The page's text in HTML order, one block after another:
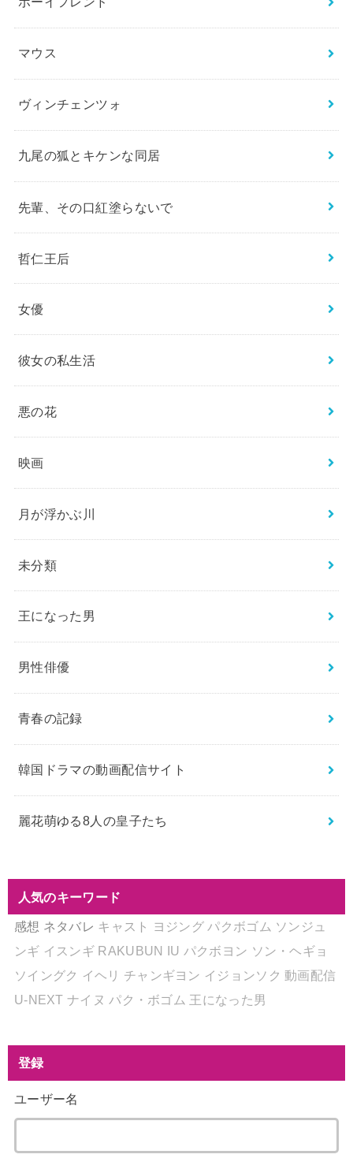
マウス
ヴィンチェンツォ
九尾の狐とキケンな同居
先輩、その口紅塗らないで
哲仁王后
女優
彼女の私生活
悪の花
映画
月が浮かぶ川
未分類
王になった男
男性俳優
青春の記録
韓国ドラマの動画配信サイト
麗花萌ゆる8人の皇子たち
人気のキーワード
感想 ネタバレ キャスト ヨジング パクボゴム ソンジュ
ンギ イスンギ RAKUBUN IU パクボヨン ソン・ヘギョ
ソイングク イヘリ チャンギヨン イジョンソク 動画配信
U-NEXT ナイヌ パク・ボゴム 王になった男
登録
ユーザー名